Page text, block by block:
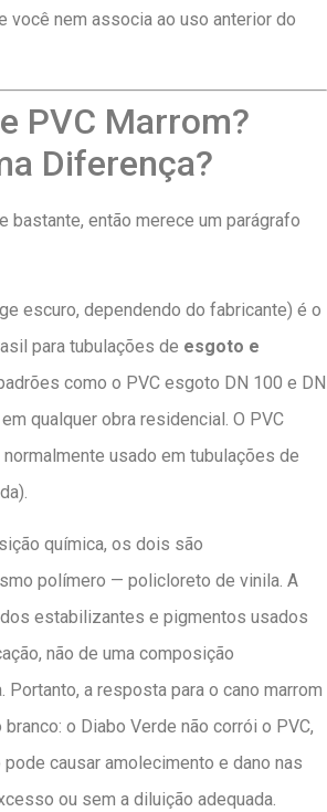
você nem associa ao uso anterior do
PVC Marrom?
Diferença?
bastante, então merece um parágrafo
escuro, dependendo do fabricante) é o
para tubulações de esgoto e
como o PVC esgoto DN 100 e DN
qualquer obra residencial. O PVC
usado em tubulações de
química, os dois são
polímero — policloreto de vinila. A
estabilizantes e pigmentos usados
não de uma composição
Portanto, a resposta para o cano marrom
o Diabo Verde não corrói o PVC,
causar amolecimento e dano nas
ou sem a diluição adequada.